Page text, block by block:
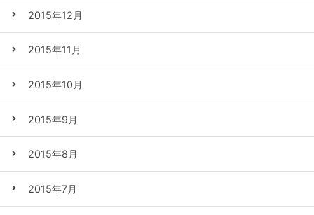
2015年12月
2015年11月
2015年10月
2015年9月
2015年8月
2015年7月